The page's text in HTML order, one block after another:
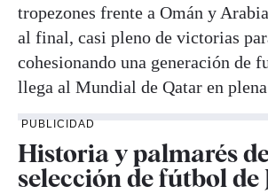
tropezones frente a Omán y
al final, casi pleno de victorias
cohesionando una generación de
llega al Mundial de Qatar en
PUBLICIDAD
Historia y palmarés
selección de fútbol de